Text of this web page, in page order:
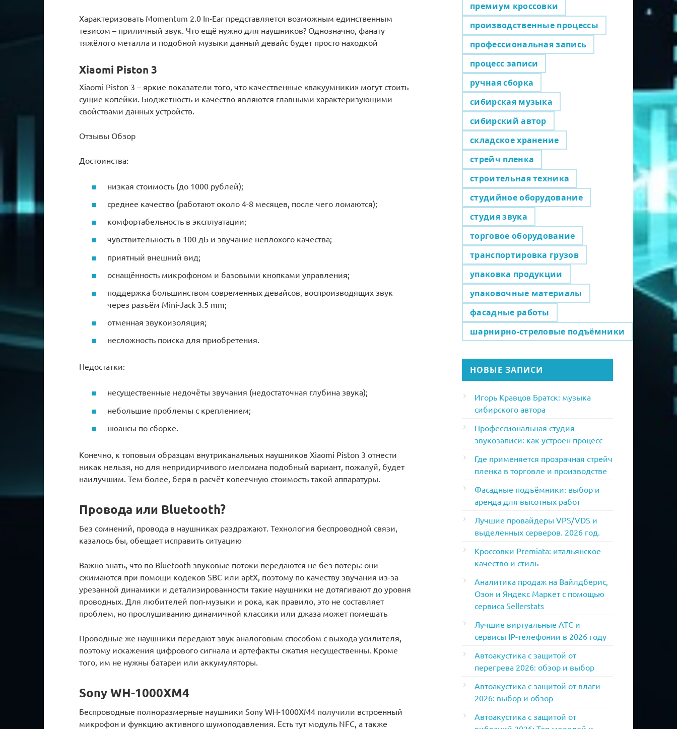
Характеризовать Momentum 2.0 In-Ear представляется возможным единственным
тезисом – приличный звук. Что ещё нужно для наушников? Однозначно, фанату
тяжёлого металла и подобной музыки данный девайс будет просто находкой
Xiaomi Piston 3
Xiaomi Piston 3 – яркие показатели того, что качественные «вакуумники» могут стоить
сущие копейки. Бюджетность и качество являются главными характеризующими
свойствами данных устройств.
Отзывы Обзор
Достоинства:
низкая стоимость (до 1000 рублей);
среднее качество (работают около 4-8 месяцев, после чего ломаются);
комфортабельность в эксплуатации;
чувствительность в 100 дБ и звучание неплохого качества;
приятный внешний вид;
оснащённость микрофоном и базовыми кнопками управления;
поддержка большинством современных девайсов, воспроизводящих звук
через разъём Mini-Jack 3.5 mm;
отменная звукоизоляция;
несложность поиска для приобретения.
Недостатки:
несущественные недочёты звучания (недостаточная глубина звука);
небольшие проблемы с креплением;
нюансы по сборке.
Конечно, к топовым образцам внутриканальных наушников Xiaomi Piston 3 отнести
никак нельзя, но для непридирчивого меломана подобный вариант, пожалуй, будет
наилучшим. Тем более, беря в расчёт копеечную стоимость такой аппаратуры.
Провода или Bluetooth?
Без сомнений, провода в наушниках раздражают. Технология беспроводной связи,
казалось бы, обещает исправить ситуацию
Важно знать, что по Bluetooth звуковые потоки передаются не без потерь: они
сжимаются при помощи кодеков SBC или aptX, поэтому по качеству звучания из-за
урезанной динамики и детализированности такие наушники не дотягивают до уровня
проводных. Для любителей поп-музыки и рока, как правило, это не составляет
проблем, но прослушиванию динамичной классики или джаза может помешать
Проводные же наушники передают звук аналоговым способом с выхода усилителя,
поэтому искажения цифрового сигнала и артефакты сжатия несущественны. Кроме
того, им не нужны батареи или аккумуляторы.
Sony WH-1000XM4
Беспроводные полноразмерные наушники Sony WH-1000XM4 получили встроенный
микрофон и функцию активного шумоподавления. Есть тут модуль NFC, а также
премиум кроссовки
производственные процессы
профессиональная запись
процесс записи
ручная сборка
сибирская музыка
сибирский автор
складское хранение
стрейч пленка
строительная техника
студийное оборудование
студия звука
торговое оборудование
транспортировка грузов
упаковка продукции
упаковочные материалы
фасадные работы
шарнирно-стреловые подъёмники
НОВЫЕ ЗАПИСИ
Игорь Кравцов Братск: музыка
сибирского автора
Профессиональная студия
звукозаписи: как устроен процесс
Где применяется прозрачная стрейч
пленка в торговле и производстве
Фасадные подъёмники: выбор и
аренда для высотных работ
Лучшие провайдеры VPS/VDS и
выделенных серверов. 2026 год.
Кроссовки Premiata: итальянское
качество и стиль
Аналитика продаж на Вайлдберис,
Озон и Яндекс Маркет с помощью
сервиса Sellerstats
Лучшие виртуальные АТС и
сервисы IP-телефонии в 2026 году
Автоакустика с защитой от
перегрева 2026: обзор и выбор
Автоакустика с защитой от влаги
2026: выбор и обзор
Автоакустика с защитой от